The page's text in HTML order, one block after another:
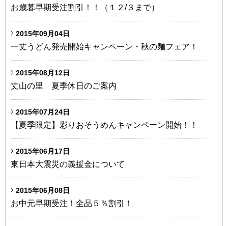
お歳暮早期受注割引！！（１２/３まで）
2015年09月04日
一丈うどん発売開始キャンペーン・秋の麺フェア！
2015年08月12日
丈山の里 夏季休日のご案内
2015年07月24日
【夏季限定】彩りおそうめんキャンペーン開始！！
2015年06月17日
東日本大震災の義援金について
2015年06月08日
お中元早期受注！全品５％割引！